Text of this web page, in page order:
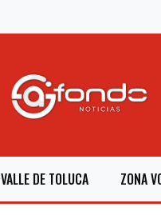
VALLE DE TOLUCA ZONA